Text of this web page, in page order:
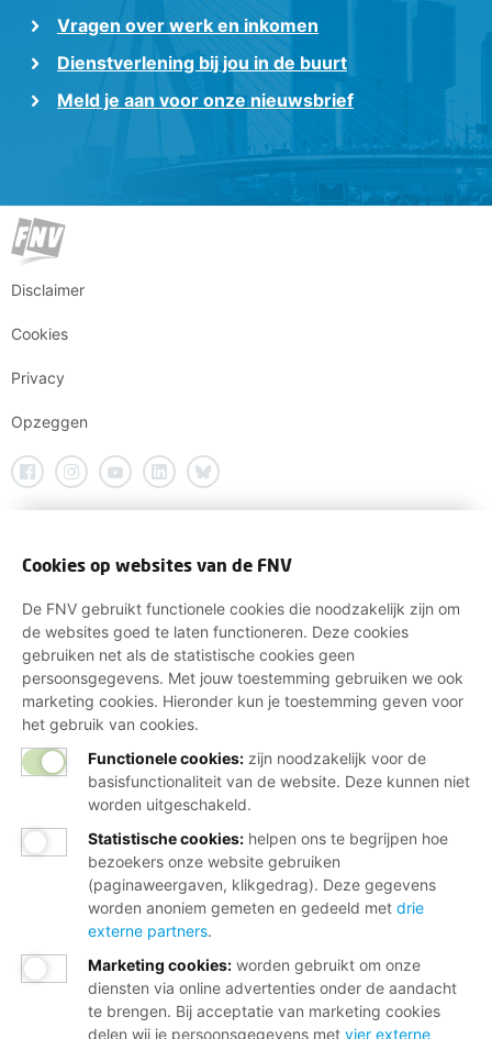
Vragen over werk en inkomen
Dienstverlening bij jou in de buurt
Meld je aan voor onze nieuwsbrief
Disclaimer
Cookies
Privacy
Opzeggen
Cookies op websites van de FNV
De FNV gebruikt functionele cookies die noodzakelijk zijn om
de websites goed te laten functioneren. Deze cookies
gebruiken net als de statistische cookies geen
persoonsgegevens. Met jouw toestemming gebruiken we ook
marketing cookies. Hieronder kun je toestemming geven voor
het gebruik van cookies.
Functionele cookies: zijn noodzakelijk voor de
basisfunctionaliteit van de website. Deze kunnen niet
worden uitgeschakeld.
Statistische cookies: helpen ons te begrijpen hoe
bezoekers onze website gebruiken
(paginaweergaven, klikgedrag). Deze gegevens
worden anoniem gemeten en gedeeld met drie
externe partners.
Marketing cookies: worden gebruikt om onze
diensten via online advertenties onder de aandacht
te brengen. Bij acceptatie van marketing cookies
delen wij je persoonsgegevens met vier externe